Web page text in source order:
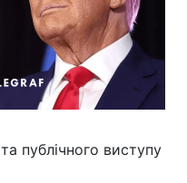
публічного виступу